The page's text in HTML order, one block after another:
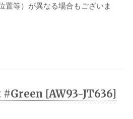
置等）が異なる場合もございま
[AW93-JT636]